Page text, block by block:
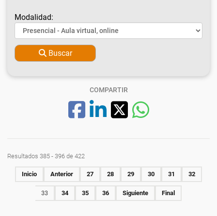
Modalidad:
Buscar
COMPARTIR
Resultados 385 - 396 de 422
Inicio Anterior 27 28 29 30 31 32
33 34 35 36 Siguiente Final